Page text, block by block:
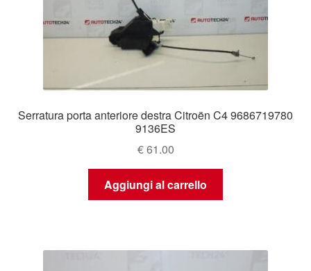
Serratura porta anteriore destra Citroën C4 9686719780
9136ES
€61.00
Aggiungi al carrello